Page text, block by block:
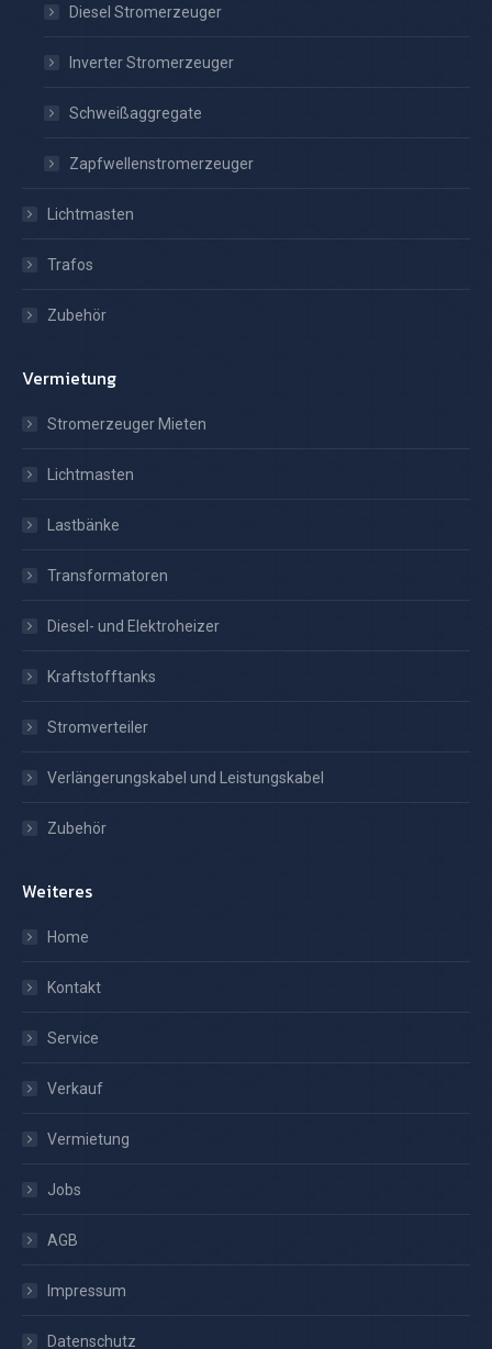
Diesel Stromerzeuger
Inverter Stromerzeuger
Schweißaggregate
Zapfwellenstromerzeuger
Lichtmasten
Trafos
Zubehör
Vermietung
Stromerzeuger Mieten
Lichtmasten
Lastbänke
Transformatoren
Diesel- und Elektroheizer
Kraftstofftanks
Stromverteiler
Verlängerungskabel und Leistungskabel
Zubehör
Weiteres
Home
Kontakt
Service
Verkauf
Vermietung
Jobs
AGB
Impressum
Datenschutz